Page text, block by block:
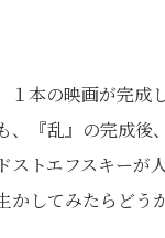
本の映画が完成
『乱』の完成
トエフスキー
してみたらどう